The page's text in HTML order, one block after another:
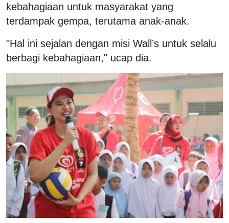
kebahagiaan untuk masyarakat yang
terdampak gempa, terutama anak-anak.
"Hal ini sejalan dengan misi Wall’s untuk selalu
berbagi kebahagiaan," ucap dia.